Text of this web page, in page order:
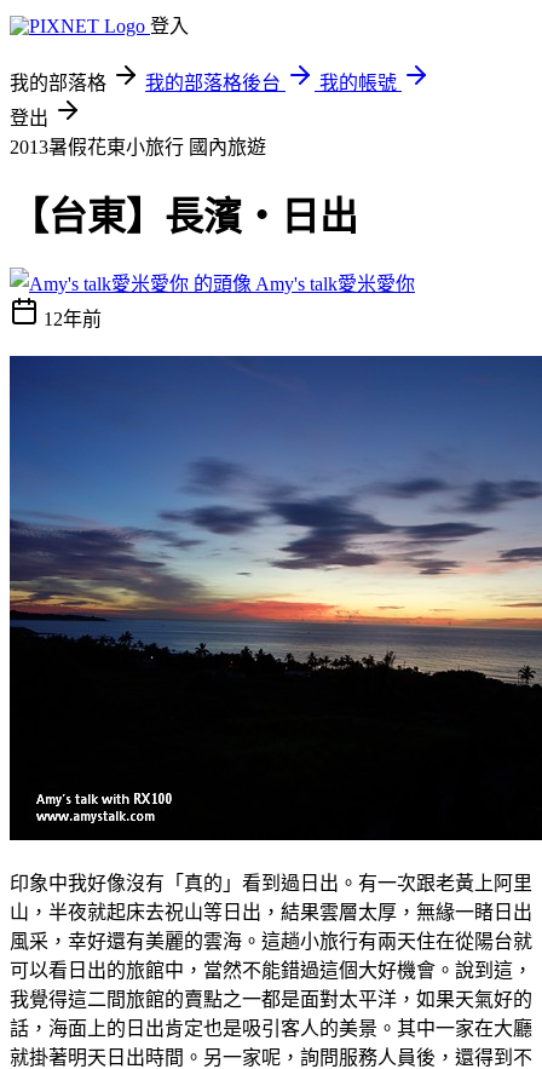
登入
我的部落格 我的部落格後台
我的帳號
登出
2013暑假花東小旅行 國內旅遊
【台東】長濱‧日出
Amy's talk愛米愛你
12年前
印象中我好像沒有「真的」看到過日出。有一次跟老黃上阿里
山，半夜就起床去祝山等日出，結果雲層太厚，無緣一睹日出
風采，幸好還有美麗的雲海。這趟小旅行有兩天住在從陽台就
可以看日出的旅館中，當然不能錯過這個大好機會。說到這，
我覺得這二間旅館的賣點之一都是面對太平洋，如果天氣好的
話，海面上的日出肯定也是吸引客人的美景。其中一家在大廳
就掛著明天日出時間。另一家呢，詢問服務人員後，還得到不